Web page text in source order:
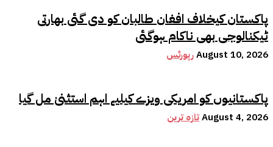
پاکستان کیخلاف افغان طالبان کو دی گئی بھارتی
ٹیکنالوجی بھی ناکام ہوگئی
رپورٹسAugust 10, 2026
پاکستانیوں کو امریکی ویزے کیلیے اہم استثنیٰ مل گیا
تازہ ترینAugust 4, 2026